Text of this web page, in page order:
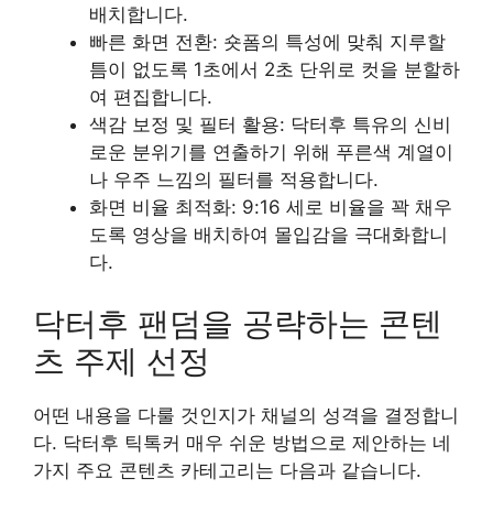
배치합니다.
빠른 화면 전환: 숏폼의 특성에 맞춰 지루할
틈이 없도록 1초에서 2초 단위로 컷을 분할하
여 편집합니다.
색감 보정 및 필터 활용: 닥터후 특유의 신비
로운 분위기를 연출하기 위해 푸른색 계열이
나 우주 느낌의 필터를 적용합니다.
화면 비율 최적화: 9:16 세로 비율을 꽉 채우
도록 영상을 배치하여 몰입감을 극대화합니
다.
닥터후 팬덤을 공략하는 콘텐
츠 주제 선정
어떤 내용을 다룰 것인지가 채널의 성격을 결정합니
다. 닥터후 틱톡커 매우 쉬운 방법으로 제안하는 네
가지 주요 콘텐츠 카테고리는 다음과 같습니다.